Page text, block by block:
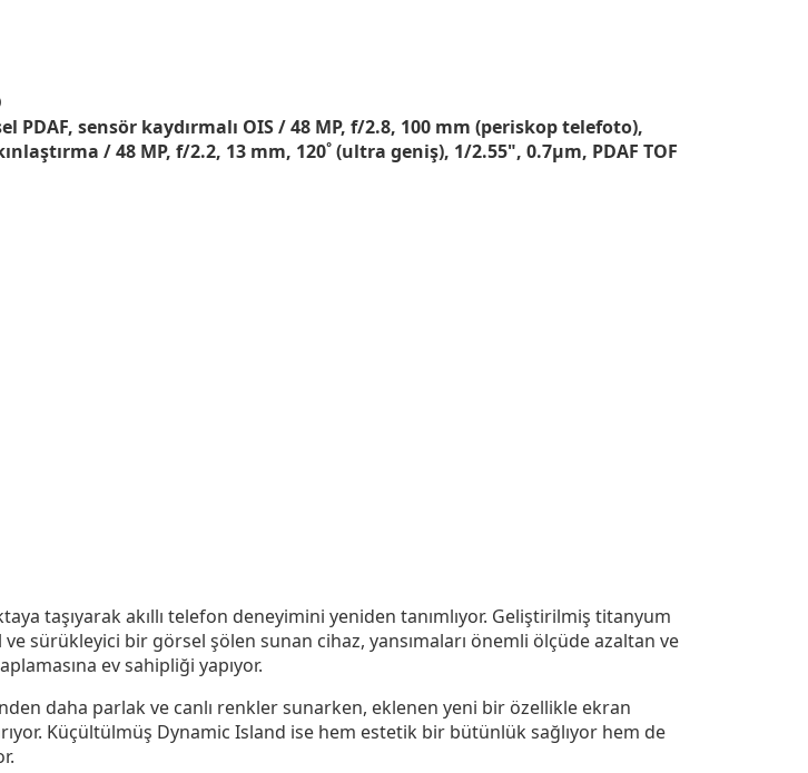
PDAF, sensör kaydırmalı OIS / 48 MP, f/2.8, 100 mm (periskop telefoto),
/ 48 MP, f/2.2, 13 mm, 120˚ (ultra geniş), 1/2.55", 0.7µm, PDAF TOF
taşıyarak akıllı telefon deneyimini yeniden tanımlıyor. Geliştirilmiş titanyum
sürükleyici bir görsel şölen sunan cihaz, yansımaları önemli ölçüde azaltan ve
ev sahipliği yapıyor.
daha parlak ve canlı renkler sunarken, eklenen yeni bir özellikle ekran
Küçültülmüş Dynamic Island ise hem estetik bir bütünlük sağlıyor hem de